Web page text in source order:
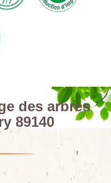
des arbres
89140